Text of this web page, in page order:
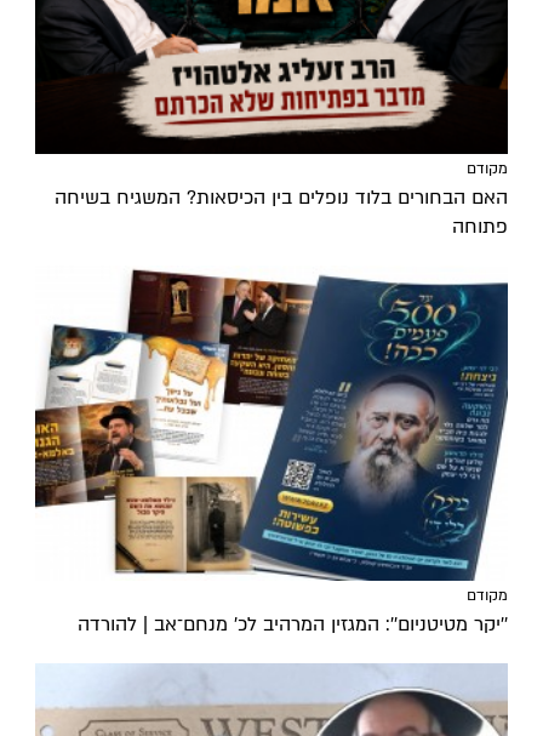
מקודם
האם הבחורים בלוד נופלים בין הכיסאות? המשגיח בשיחה
פתוחה
מקודם
''יקר מטיטניום'': המגזין המרהיב לכ’ מנחם־אב | להורדה